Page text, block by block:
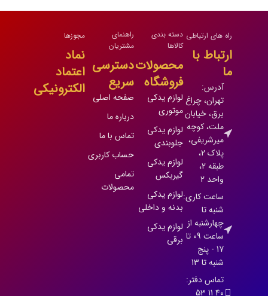
راه های ارتباطی
ارتباط با
ما
آدرس:
تهران، چراغ
برق، خیابان
ملت، کوچه
میرشریفی،
پلاک 2،
طبقه 2،
واحد 2
ساعت کاری:
شنبه تا
چهارشنبه از
ساعت 09 تا
17 - پنج
شنبه تا 13
تماس دفتر:
40 11 53
دسته بندی
کالاها
محصولات
فروشگاه
لوازم یدکی
موتوری
لوازم یدکی
جلوبندی
لوازم یدکی
گیربکس
لوازم یدکی
بدنه و داخلی
لوازم یدکی
برقی
راهنمای
مشتریان
دسترسی
سریع
صفحه اصلی
درباره ما
تماس با ما
حساب کاربری
تمامی
محصولات
مجوزها
نماد
اعتماد
الکترونیکی